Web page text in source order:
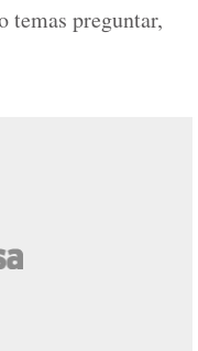
temas preguntar,